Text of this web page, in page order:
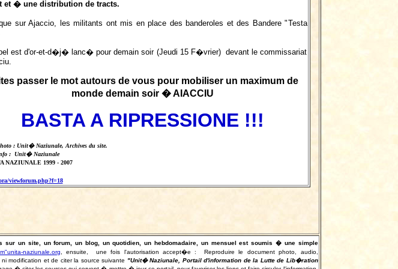
et � une distribution de tracts.
sur Ajaccio, les militants ont mis en place des banderoles et des Bandere "Testa
est d'or-et-d�j� lanc� pour demain soir (Jeudi 15 F�vrier) devant le commissariat
passer le mot autours de vous pour mobiliser un maximum de
monde demain soir � AIACCIU
BASTA A RIPRESSIONE !!!
: Unit� Naziunale, Archives du site.
: Unit� Naziunale
NAZIUNALE 1999 - 2007
viewforum.php?f=18
sur un site, un forum, un blog, un quotidien, un hebdomadaire, un mensuel est soumis � une simple
naziunale.org , ensuite, une fois l'autorisation accept�e :
Reproduire le document photo, audio,
modification et de citer la source suivante "Unit� Naziunale, Portail d'information de la Lutte de Lib�ration